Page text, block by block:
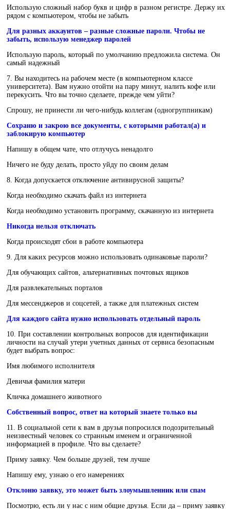
Использую сложный набор букв и цифр в разном регистре. Держу их
рядом с компьютером, чтобы не забыть
Для разных аккаунтов – разные сложные пароли. Чтобы не
забыть, использую менеджер паролей
Использую пароль, который по умолчанию предложила система. Он
самый надежный
7. Вы находитесь на рабочем месте (в компьютерном классе
университета). Вам нужно отойти на пару минут, налить кофе или
перекусить. Что вы точно сделаете, прежде чем уйти?
Спрошу, не принести ли чего-нибудь коллегам (одногруппникам)
Сохраню и закрою все документы, с которыми работал(а) и
заблокирую компьютер
Напишу в общем чате, что отлучусь ненадолго
Ничего не буду делать, просто уйду по своим делам
8. Когда допускается отключение антивирусной защиты?
Когда необходимо скачать файл из интернета
Когда необходимо установить программу, скачанную из интернета
Никогда нельзя отключать
Когда происходят сбои в работе компьютера
9. Для каких ресурсов можно использовать одинаковые пароли?
Для обучающих сайтов, альтернативных почтовых ящиков
Для развлекательных порталов
Для мессенджеров и соцсетей, а также для платежных систем
Для каждого сайта нужно использовать отдельный пароль
10. При составлении контрольных вопросов для идентификации
личности на случай утери учетных данных от сервиса безопасным
будет выбрать вопрос:
Имя любимого исполнителя
Девичья фамилия матери
Кличка домашнего животного
Собственный вопрос, ответ на который знаете только вы
11. В социальной сети к вам в друзья попросился подозрительный
неизвестный человек со странным именем и ограниченной
информацией в профиле. Что вы сделаете?
Приму заявку. Чем больше друзей, тем лучше
Напишу ему, узнаю о его намерениях
Отклоню заявку, это может быть злоумышленник или спам
Посмотрю, есть ли у нас с ним общие друзья. Если да – приму заявку